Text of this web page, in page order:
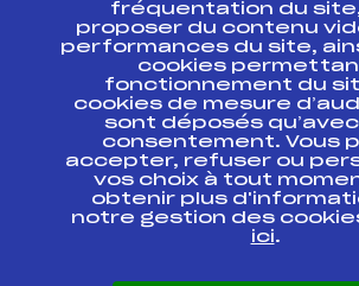
Ressources
Pass’Neige
Projet sportif fédéral
Projet de performance
Antidopage
Pôle Développement,
Scientifique
Listes ministérielles
Pôle vie de l’athlète
Enseignement professionnel
fréquentation du
proposer du contenu
performances du site,
cookies
fonctionnement du
cookies de mesure
sont déposés
consentement. Vous
accepter, refuser ou
vos choix à tout
obtenir plus
notre gestion des
ici.